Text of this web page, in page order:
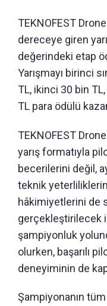
TEKNOFEST
dereceye giren
değerindeki etap
Yarışmayı birinci
TL, ikinci 30 bin
TL para ödülü
TEKNOFEST
yarış formatıyla
becerilerini değil,
teknik
hâkimiyetlerini de
gerçekleştirilecek
şampiyonluk
olurken, başarılı
deneyiminin de
Şampiyonanın tüm